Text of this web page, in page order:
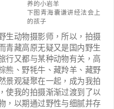
养的小岩羊
下图青海囊谦讲经法会上
的孩子
生动物摄影师，所以，拍摄
青藏高原无疑又是国内野生
行又都与某种动物有关，高
熊、野牦牛、藏羚羊、藏野
景观凝聚在一起，成为我拍
使我的拍摄渐渐过渡到了以
，以期通过野性与细腻并存